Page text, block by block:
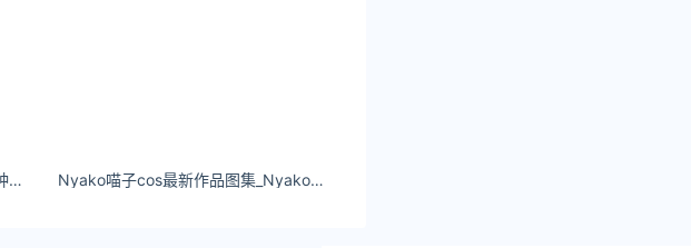
W_Lutens 杭州看展 在市中心偶遇“钟表与奇迹” - 小红书 Nyako喵子cos最新作品图集_Nyako喵子姐姐的居家假日